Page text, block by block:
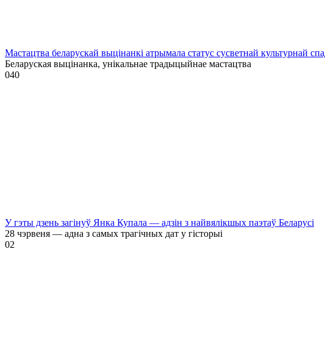
Мастацтва беларускай выцінанкі атрымала статус сусветнай культурнай
Беларуская выцінанка, унікальнае традыцыйнае мастацтва
040
У гэты дзень загінуў Янка Купала — адзін з найвялікшых паэтаў Беларусі
28 чэрвеня — адна з самых трагічных дат у гісторыі
02